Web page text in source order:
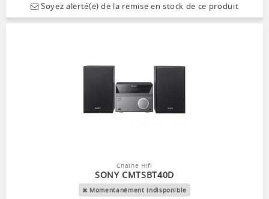
Soyez alerté(e) de la remise en stock de ce produit
Chaîne Hifi
SONY CMTSBT40D
Momentanément indisponible